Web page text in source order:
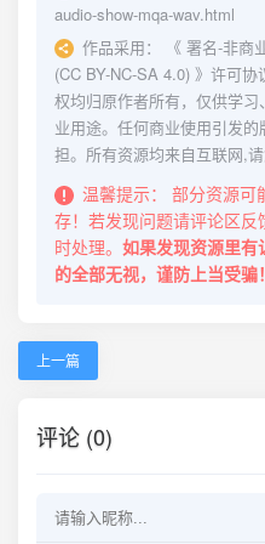
audio-show-mqa-wav.html
作品采用：
《 署名-非商
(CC BY-NC-SA 4.0) 》许可协
权均归原作者所有，仅供学
业用途。任何商业使用引发
担。所有资源均来自互联网,
温馨提示：
部分资源可
存！若发现问题请评论区反
时处理。 如果发现资源里有
的全部无视，谨防上当受骗！
上一篇
评论 (0)